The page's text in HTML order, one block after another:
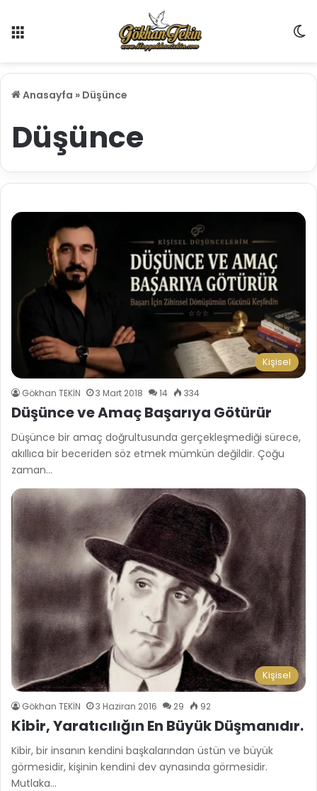
Anasayfa » Düşünce
Düşünce
Kişisel
Gökhan TEKİN 3 Mart 2018 14 334
Düşünce ve Amaç Başarıya Götürür
Düşünce bir amaç doğrultusunda gerçekleşmediği sürece,
akıllıca bir beceriden söz etmek mümkün değildir. Çoğu
zaman…
Kişisel
Gökhan TEKİN 3 Haziran 2016 29 92
Kibir, Yaratıcılığın En Büyük Düşmanıdır.
Kibir, bir insanın kendini başkalarından üstün ve büyük
görmesidir, kişinin kendini dev aynasında görmesidir.
Mutlaka…